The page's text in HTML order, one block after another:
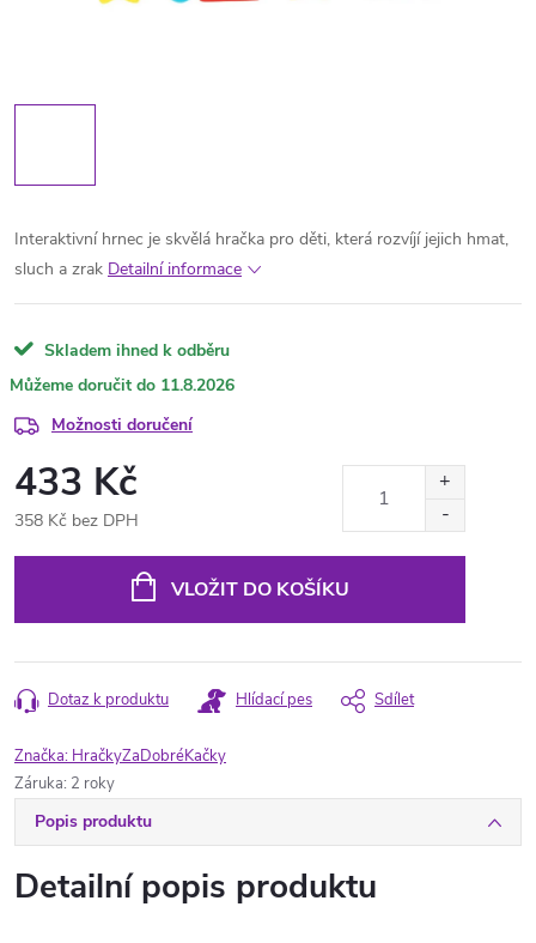
Interaktivní hrnec je skvělá hračka pro děti, která rozvíjí jejich hmat,
sluch a zrak Detailní informace
Skladem ihned k odběru
11.8.2026
Možnosti doručení
433 Kč
358 Kč bez DPH
VLOŽIT DO KOŠÍKU
Dotaz k produktu Hlídací pes Sdílet
Značka: HračkyZaDobréKačky
Záruka: 2 roky
Popis produktu
Detailní popis produktu